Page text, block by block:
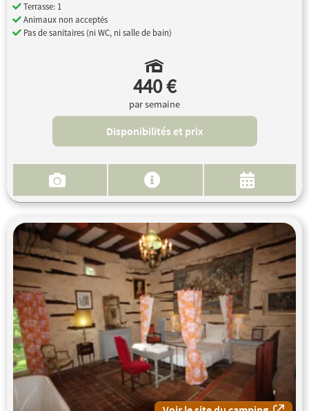
Terrasse: 1
Animaux non acceptés
Pas de sanitaires (ni WC, ni salle de bain)
440 €
par semaine
Disponibilités et prix